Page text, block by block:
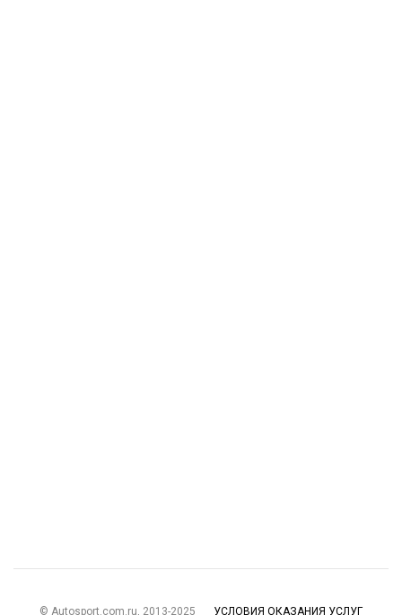
© Autosport.com.ru, 2013-2025 УСЛОВИЯ ОКАЗАНИЯ УСЛУГ